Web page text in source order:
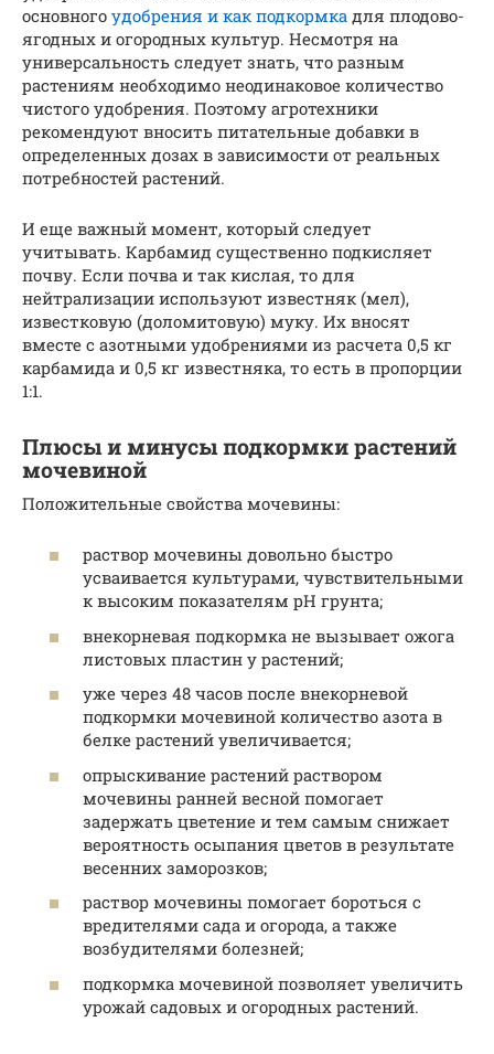
основного удобрения и как подкормка для плодово-
ягодных и огородных культур. Несмотря на
универсальность следует знать, что разным
растениям необходимо неодинаковое количество
чистого удобрения. Поэтому агротехники
рекомендуют вносить питательные добавки в
определенных дозах в зависимости от реальных
потребностей растений.
И еще важный момент, который следует
учитывать. Карбамид существенно подкисляет
почву. Если почва и так кислая, то для
нейтрализации используют известняк (мел),
известковую (доломитовую) муку. Их вносят
вместе с азотными удобрениями из расчета 0,5 кг
карбамида и 0,5 кг известняка, то есть в пропорции
1:1.
Плюсы и минусы подкормки растений
мочевиной
Положительные свойства мочевины:
раствор мочевины довольно быстро
усваивается культурами, чувствительными
к высоким показателям рH грунта;
внекорневая подкормка не вызывает ожога
листовых пластин у растений;
уже через 48 часов после внекорневой
подкормки мочевиной количество азота в
белке растений увеличивается;
опрыскивание растений раствором
мочевины ранней весной помогает
задержать цветение и тем самым снижает
вероятность осыпания цветов в результате
весенних заморозков;
раствор мочевины помогает бороться с
вредителями сада и огорода, а также
возбудителями болезней;
подкормка мочевиной позволяет увеличить
урожай садовых и огородных растений.